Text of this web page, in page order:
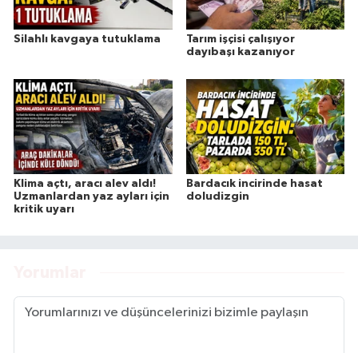
Silahlı kavgaya tutuklama
Tarım işçisi çalışıyor
dayıbaşı kazanıyor
Klima açtı, aracı alev aldı!
Uzmanlardan yaz ayları için
kritik uyarı
Bardacık incirinde hasat
doludizgin